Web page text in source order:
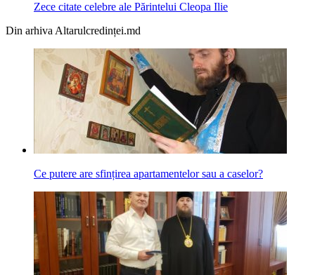
Zece citate celebre ale Părintelui Cleopa Ilie
Din arhiva Altarulcredinței.md
Ce putere are sfințirea apartamentelor sau a caselor?